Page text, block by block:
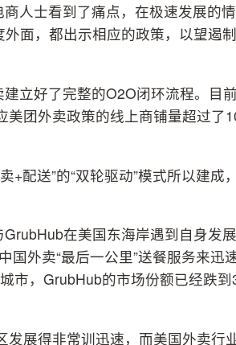
人士看到了痛点，在极速发展的
面，都出示相应的政策，以望遏
立好了完整的O2O闭环流程。目前
团外卖政策的线上商铺量超过了
+配送”的“双轮驱动”模式所以建成
在美国东海岸遇到自身发
外卖“最后一公里”送餐服务来迅
市，GrubHub的市场份额已经跌到
发展得非常训迅速，而美国外卖行